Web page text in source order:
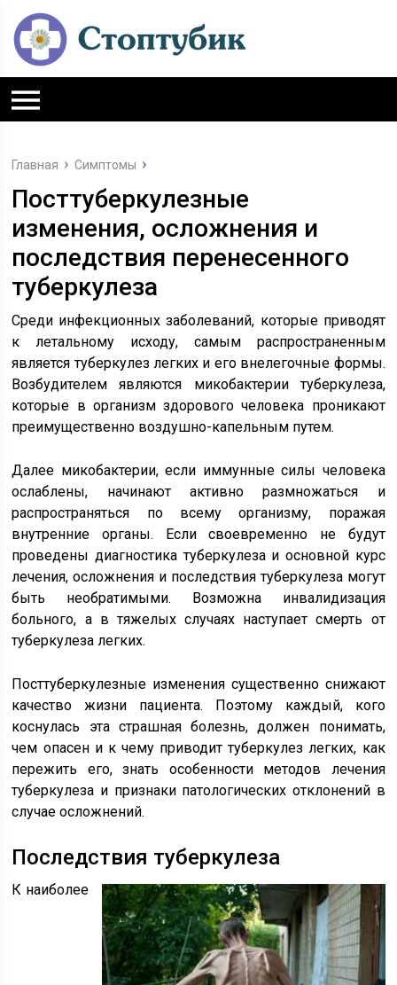
Главная Симптомы
Посттуберкулезные
изменения, осложнения и
последствия перенесенного
туберкулеза
Среди инфекционных заболеваний, которые приводят
к летальному исходу, самым распространенным
является туберкулез легких и его внелегочные формы.
Возбудителем являются микобактерии туберкулеза,
которые в организм здорового человека проникают
преимущественно воздушно-капельным путем.
Далее микобактерии, если иммунные силы человека
ослаблены, начинают активно размножаться и
распространяться по всему организму, поражая
внутренние органы. Если своевременно не будут
проведены диагностика туберкулеза и основной курс
лечения, осложнения и последствия туберкулеза могут
быть необратимыми. Возможна инвалидизация
больного, а в тяжелых случаях наступает смерть от
туберкулеза легких.
Посттуберкулезные изменения существенно снижают
качество жизни пациента. Поэтому каждый, кого
коснулась эта страшная болезнь, должен понимать,
чем опасен и к чему приводит туберкулез легких, как
пережить его, знать особенности методов лечения
туберкулеза и признаки патологических отклонений в
случае осложнений.
Последствия туберкулеза
К наиболее